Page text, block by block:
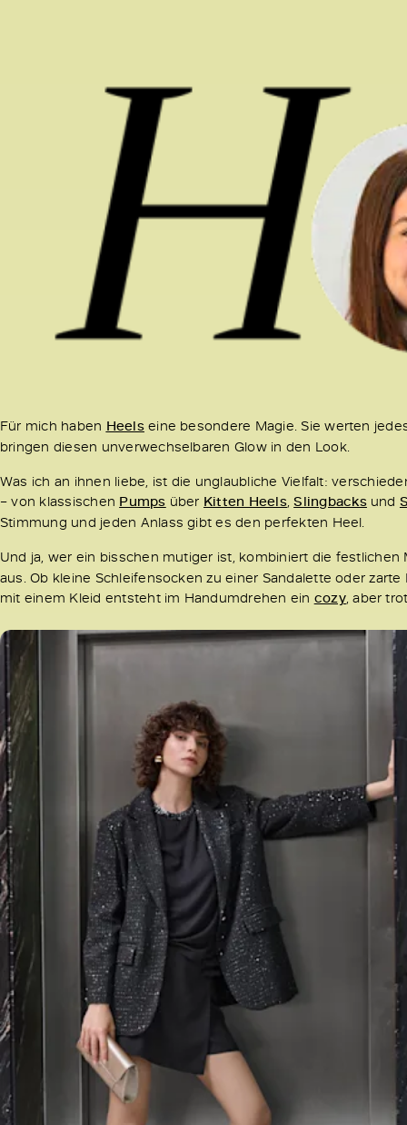
Für mich haben Heelseine besondere Magie. Sie werten
bringen diesen unverwechselbaren Glow in den Look.
Was ich an ihnen liebe, ist die unglaubliche Vielfalt:
– von klassischen Pumps über Kitten Heels,Slingbacksund
Stimmung und jeden Anlass gibt es den perfekten Heel.
Und ja, wer ein bisschen mutiger ist, kombiniert die
aus. Ob kleine Schleifensocken zu einer Sandalette oder
mit einem Kleid entsteht im Handumdrehen ein cozy, aber